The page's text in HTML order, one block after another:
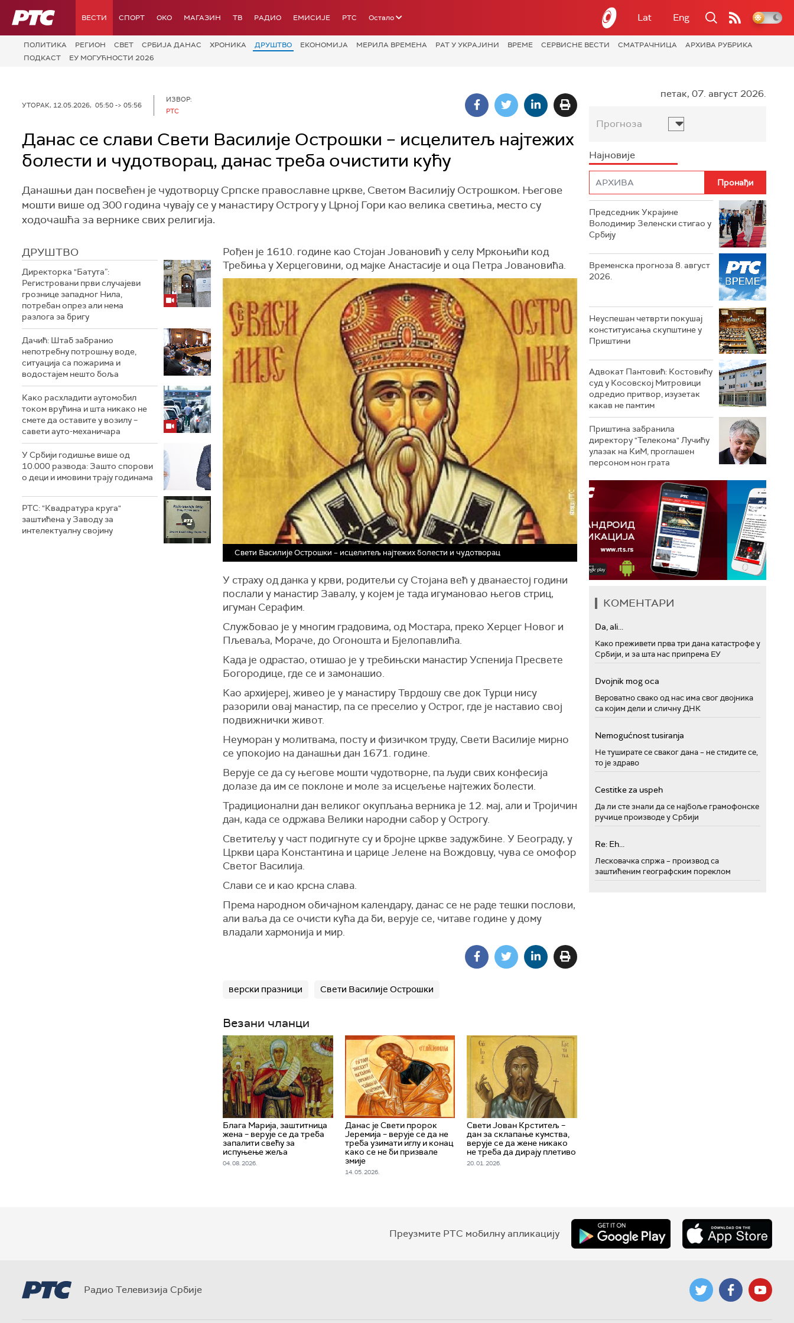
РТС ВЕСТИ СПОРТ OKO МАГАЗИН ТВ РАДИО ЕМИСИЈЕ РТС Остало Lat Eng
ПОЛИТИКА РЕГИОН СВЕТ СРБИЈА ДАНАС ХРОНИКА ДРУШТВО ЕКОНОМИЈА МЕРИЛА ВРЕМЕНА РАТ У УКРАЈИНИ ВРЕМЕ СЕРВИСНЕ ВЕСТИ СМАТРАЧНИЦА
АРХИВА РУБРИКА
ПОДКАСТ
ЕУ МОГУЋНОСТИ 2026
УТОРАК, 12.05.2026, 05:50 -> 05:56
ИЗВОР:
РТС
Данас се слави Свети Василије Острошки – исцелитељ најтежих
болести и чудотворац, данас треба очистити кућу
Данашњи дан посвећен је чудотворцу Српске православне цркве, Светом Василију Острошком. Његове
мошти више од 300 година чувају се у манастиру Острогу у Црној Гори као велика светиња, место су
ходочашћа за вернике свих религија.
ДРУШТВО
Директорка "Батута”:
Регистровани први случајеви
грознице западног Нила,
потребан опрез али нема
разлога за бригу
Дачић: Штаб забранио
непотребну потрошњу воде,
ситуација са пожарима и
водостајем нешто боља
Како расхладити аутомобил
током врућина и шта никако не
смете да оставите у возилу –
савети ауто-механичара
У Србији годишње више од
10.000 развода: Зашто спорови
о деци и имовини трају годинама
РТС: "Квадратура круга"
заштићена у Заводу за
интелектуалну својину
Рођен је 1610. године као Стојан Јовановић у селу Мркоњићи код
Требиња у Херцеговини, од мајке Анастасије и оца Петра Јовановића.
Свети Василије Острошки – исцелитељ најтежих болести и чудотворац
У страху од данка у крви, родитељи су Стојана већ у дванаестој години
послали у манастир Завалу, у којем је тада игумановао његов стриц,
игуман Серафим.
Службовао је у многим градовима, од Мостара, преко Херцег Новог и
Пљеваља, Мораче, до Огоношта и Бјелопавлића.
Када је одрастао, отишао је у требињски манастир Успенија Пресвете
Богородице, где се и замонашио.
Као архијереј, живео је у манастиру Тврдошу све док Турци нису
разорили овај манастир, па се преселио у Острог, где је наставио свој
подвижнички живот.
Неуморан у молитвама, посту и физичком труду, Свети Василије мирно
се упокојио на данашњи дан 1671. године.
Верује се да су његове мошти чудотворне, па људи свих конфесија
долазе да им се поклоне и моле за исцељење најтежих болести.
Традиционални дан великог окупљања верника је 12. мај, али и Тројичин
дан, када се одржава Велики народни сабор у Острогу.
Светитељу у част подигнуте су и бројне цркве задужбине. У Београду, у
Цркви цара Константина и царице Јелене на Вождовцу, чува се омофор
Светог Василија.
Слави се и као крсна слава.
Према народном обичајном календару, данас се не раде тешки послови,
али ваља да се очисти кућа да би, верује се, читаве године у дому
владали хармонија и мир.
верски празници Свети Василије Острошки
Везани чланци
Блага Марија, заштитница
жена – верује се да треба
запалити свећу за
испуњење жеља
04. 08. 2026.
Данас је Свети пророк
Јеремија – верује се да не
треба узимати иглу и конац
како се не би призвале
змије
14. 05. 2026.
Свети Јован Крститељ –
дан за склапање кумства,
верује се да жене никако
не треба да дирају плетиво
20. 01. 2026.
петак, 07. август 2026.
Прогноза
Најновије
Председник Украјине
Володимир Зеленски стигао у
Србију
Временска прогноза 8. август
2026.
Неуспешан четврти покушај
конституисања скупштине у
Приштини
Адвокат Пантовић: Костовићу
суд у Косовској Митровици
одредио притвор, изузетак
какав не памтим
Приштина забранила
директору "Телекома" Лучићу
улазак на КиМ, проглашен
персоном нон грата
КОМЕНТАРИ
Da, ali...
Како преживети прва три дана катастрофе у
Србији, и за шта нас припрема ЕУ
Dvojnik mog oca
Вероватно свако од нас има свог двојника
са којим дели и сличну ДНК
Nemogućnost tusiranja
Не туширате се сваког дана – не стидите се,
то је здраво
Cestitke za uspeh
Да ли сте знали да се најбоље грамофонске
ручице производе у Србији
Re: Eh...
Лесковачка спржа – производ са
заштићеним географским пореклом
Преузмите РТС мобилну апликацију
Радио Телевизија Србије